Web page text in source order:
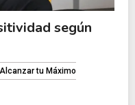
según
tu Máximo